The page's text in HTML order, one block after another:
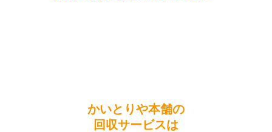
かいとりや本舗の
回収サービスは